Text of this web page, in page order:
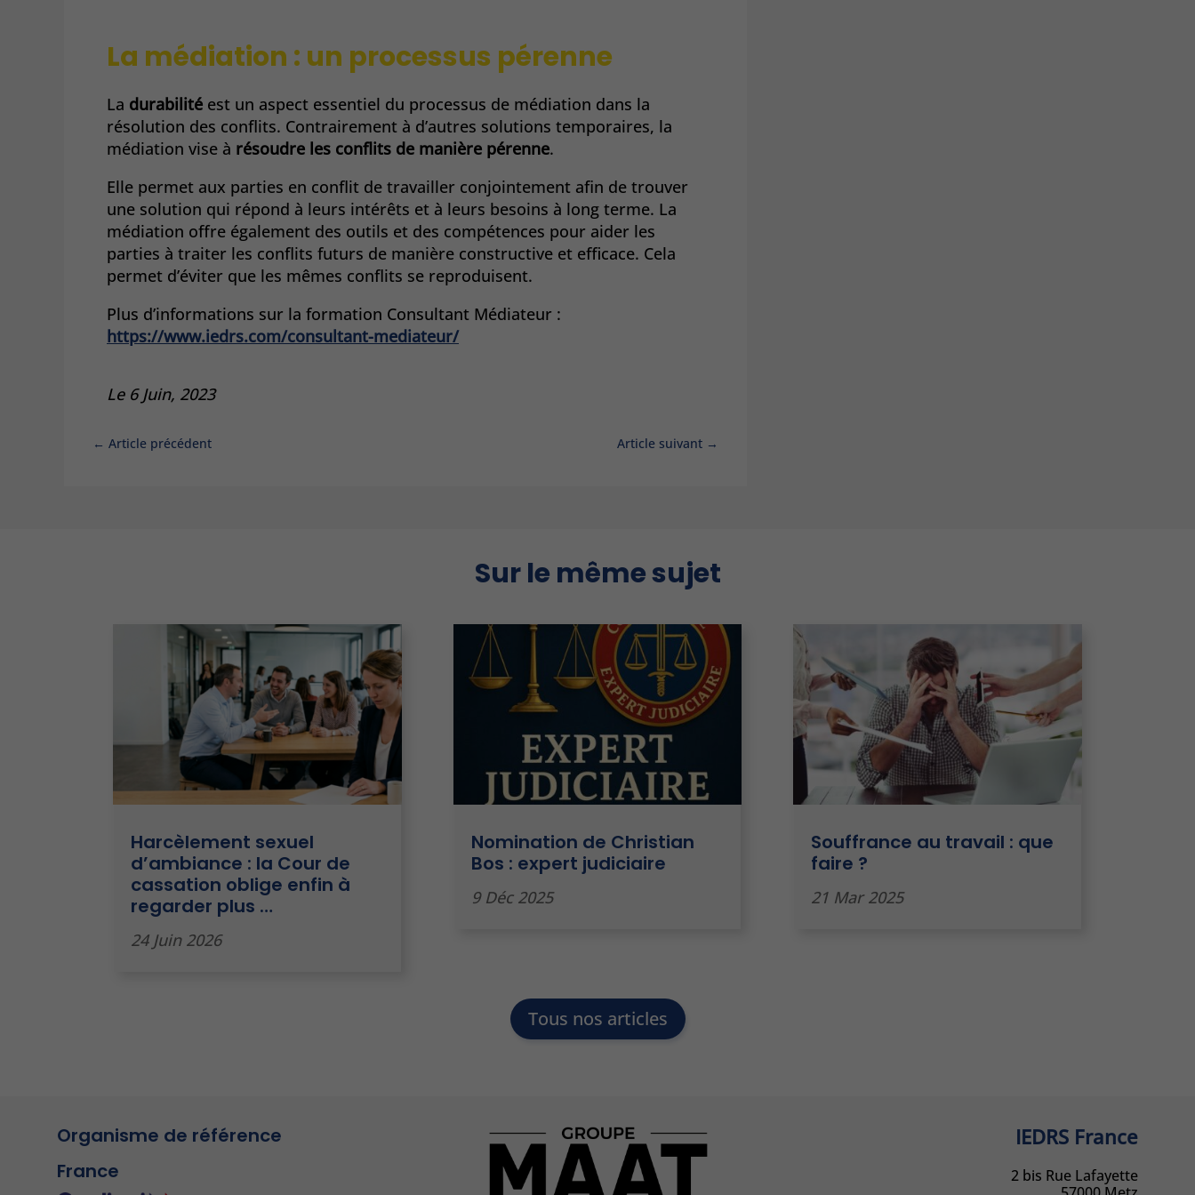
La médiation : un processus pérenne
La durabilité est un aspect essentiel du processus de médiation dans la
résolution des conflits. Contrairement à d’autres solutions temporaires, la
médiation vise à résoudre les conflits de manière pérenne.
Elle permet aux parties en conflit de travailler conjointement afin de trouver
une solution qui répond à leurs intérêts et à leurs besoins à long terme. La
médiation offre également des outils et des compétences pour aider les
parties à traiter les conflits futurs de manière constructive et efficace. Cela
permet d’éviter que les mêmes conflits se reproduisent.
Plus d’informations sur la formation Consultant Médiateur :
https://www.iedrs.com/consultant-mediateur/
Le 6 Juin, 2023
← Article précédent Article suivant →
Sur le même sujet
Harcèlement sexuel
d’ambiance : la Cour de
cassation oblige enfin à
regarder plus …
24 Juin 2026
Nomination de Christian
Bos : expert judiciaire
9 Déc 2025
Souffrance au travail : que
faire ?
21 Mar 2025
Tous nos articles
Organisme de référence
France
IEDRS France
2 bis Rue Lafayette